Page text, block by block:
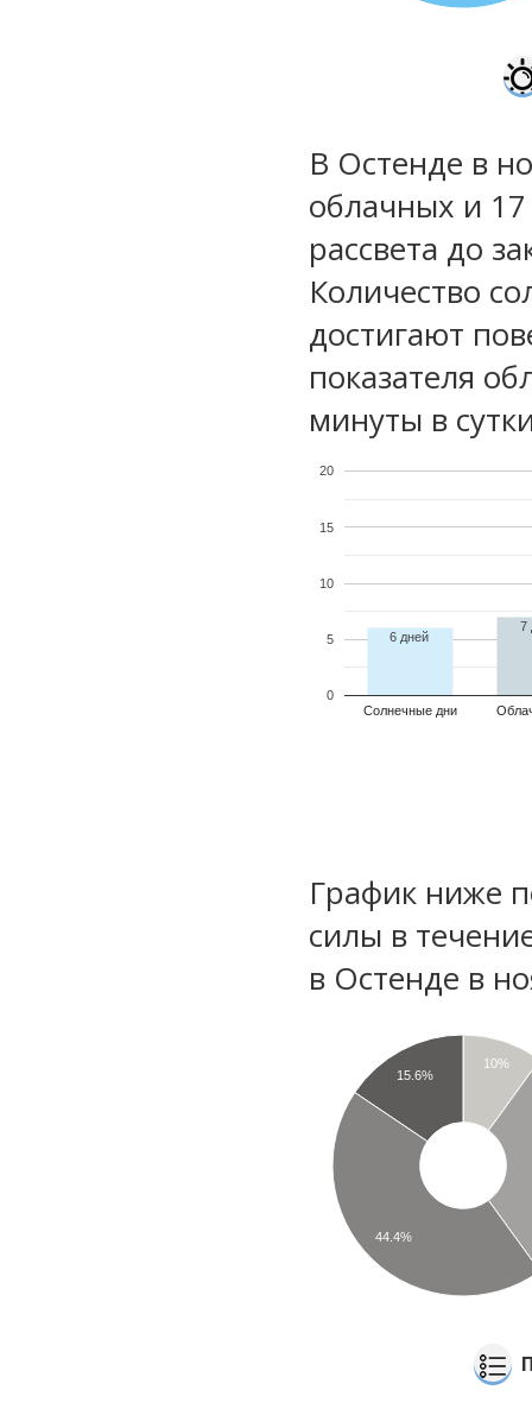
В Остенде в
облачных и
рассвета до
Количество
достигают
показателя
минуты в
Солнечные дни
0
5
10
15
20
6 дней
7
График ниже
силы в
в Остенде в
10%
15.6%
44.4%